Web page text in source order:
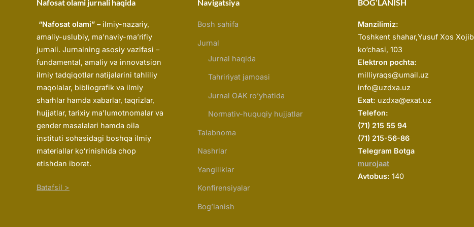
Nafosat olami jurnali haqida
“Nafosat olami” – ilmiy-nazariy,
amaliy-uslubiy, ma’naviy-ma’rifiy
jurnali. Jurnalning asosiy vazifasi –
fundamental, amaliy va innovatsion
ilmiy tadqiqotlar natijalarini tahliliy
maqolalar, bibliografik va ilmiy
sharhlar hamda xabarlar, taqrizlar,
hujjatlar, tarixiy maʼlumotnomalar va
gender masalalari hamda oila
instituti sohasidagi boshqa ilmiy
materiallar koʻrinishida chop
etishdan iborat.
Batafsil >
Navigatsiya
Bosh sahifa
Jurnal
Jurnal haqida
Tahririyat jamoasi
Jurnal OAK ro’yhatida
Normativ-huquqiy hujjatlar
Talabnoma
Nashrlar
Yangiliklar
Konfirensiyalar
Bog’lanish
BOG’LANISH
Manzilimiz:
Toshkent shahar,Yusuf Xos Xojib
ko‘chasi, 103
Elektron pochta:
milliyraqs@umail.uz
info@uzdxa.uz
Exat: uzdxa@exat.uz
Telefon:
(71) 215 55 94
(71) 215-56-86
Telegram Botga
murojaat
Avtobus: 140